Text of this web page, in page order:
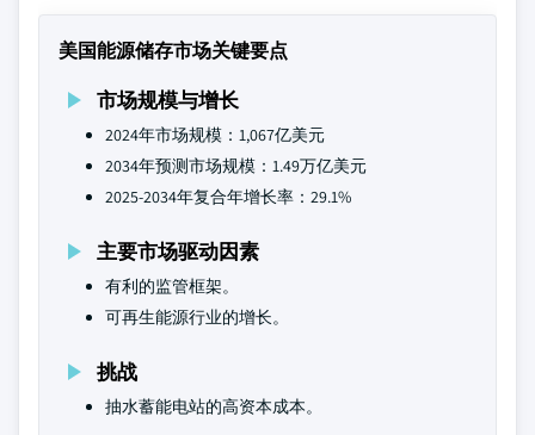
美国能源储存市场关键要点
市场规模与增长
2024年市场规模：1,067亿美元
2034年预测市场规模：1.49万亿美元
2025-2034年复合年增长率：29.1%
主要市场驱动因素
有利的监管框架。
可再生能源行业的增长。
挑战
抽水蓄能电站的高资本成本。